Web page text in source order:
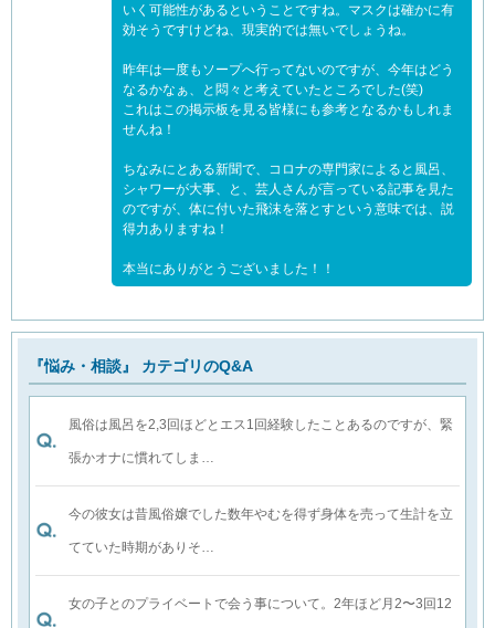
いく可能性があるということですね。マスクは確かに有
効そうですけどね、現実的では無いでしょうね。
昨年は一度もソープへ行ってないのですが、今年はどう
なるかなぁ、と悶々と考えていたところでした(笑)
これはこの掲示板を見る皆様にも参考となるかもしれま
せんね！
ちなみにとある新聞で、コロナの専門家によると風呂、
シャワーが大事、と、芸人さんが言っている記事を見た
のですが、体に付いた飛沫を落とすという意味では、説
得力ありますね！
本当にありがとうございました！！
『悩み・相談』 カテゴリのQ&A
風俗は風呂を2,3回ほどとエス1回経験したことあるのですが、緊
張かオナに慣れてしま…
今の彼女は昔風俗嬢でした数年やむを得ず身体を売って生計を立
てていた時期がありそ…
女の子とのプライベートで会う事について。2年ほど月2〜3回12